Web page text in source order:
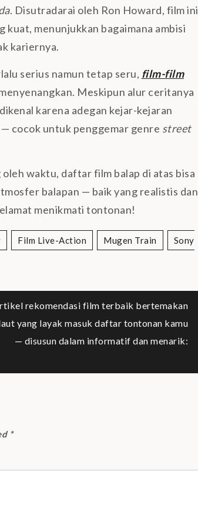
. Disutradarai oleh Ron Howard, film ini
kuat, menunjukkan bagaimana ambisi
kariernya.
serius namun tetap seru, film-film
Meskipun alur ceritanya
karena adegan kejar-kejaran
cocok untuk penggemar genre street
waktu, daftar film balap di atas bisa
balapan — baik yang realistis dan
menikmati tontonan!
Film Live-Action Mugen Train
Sony
rekomendasi film terbaik bertemakan
yang layak masuk daftar tontonan kamu
— disusun dalam informatif dan menarik:
*